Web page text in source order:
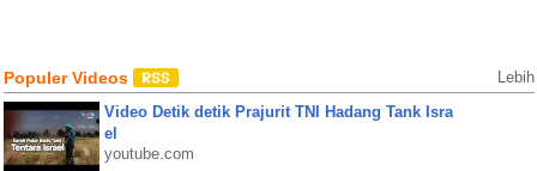
Populer Videos Lebih
Video Detik detik Prajurit TNI Hadang Tank Isra
el
youtube.com